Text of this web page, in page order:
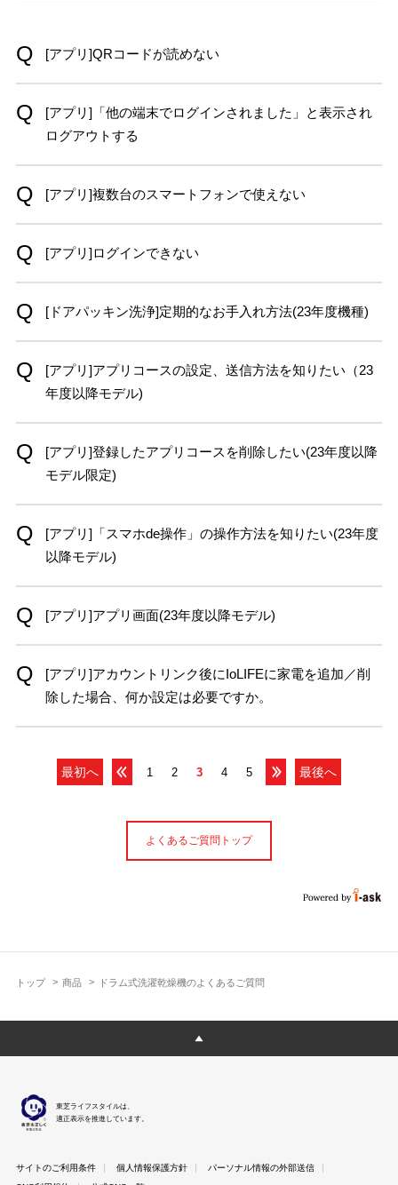
トップ 商品 ドラム式洗濯乾燥機のよくあるご質問
[アプリ]QRコードが読めない
[アプリ]「他の端末でログインされました」と表示され
ログアウトする
[アプリ]複数台のスマートフォンで使えない
[アプリ]ログインできない
[ドアパッキン洗浄]定期的なお手入れ方法(23年度機種)
[アプリ]アプリコースの設定、送信方法を知りたい（23
年度以降モデル)
[アプリ]登録したアプリコースを削除したい(23年度以降
モデル限定)
[アプリ]「スマホde操作」の操作方法を知りたい(23年度
以降モデル)
[アプリ]アプリ画面(23年度以降モデル)
[アプリ]アカウントリンク後にIoLIFEに家電を追加／削
除した場合、何か設定は必要ですか。
最初へ 1 2 3 4 5 最後へ
よくあるご質問トップ
東芝ライフスタイルは、
適正表示を推進しています。
サイトのご利用条件 個人情報保護方針
パーソナル情報の外部送信